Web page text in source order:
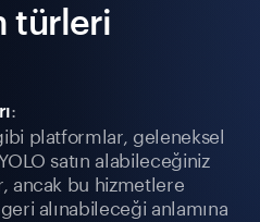
türleri
:
platformlar, geleneksel
satın alabileceğiniz
ancak bu hizmetlere
alınabileceği anlamına